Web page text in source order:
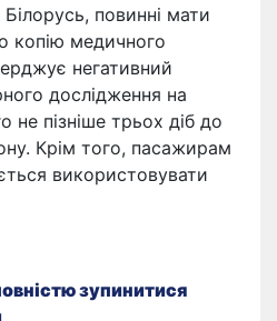
Білорусь, повинні мати
копію медичного
негативний
дослідження на
не пізніше трьох діб до
Крім того, пасажирам
використовувати
зупинитися